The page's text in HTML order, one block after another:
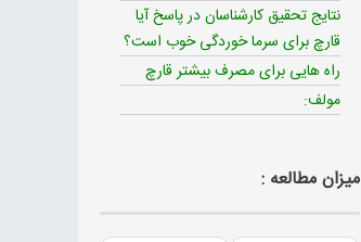
نتایج تحقیق کارشناسان در پاسخ آیا
قارچ برای سرما خوردگی خوب است؟
راه هایی برای مصرف بیشتر قارچ
مولف:
میزان مطالعه :